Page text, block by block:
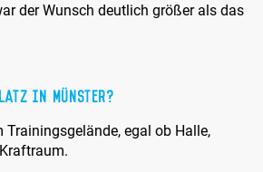
der Wunsch deutlich größer als das
in Münster?
Trainingsgelände, egal ob Halle,